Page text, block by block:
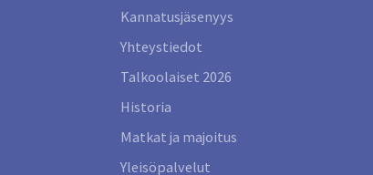
Kannatusjäsenyys
Yhteystiedot
Talkoolaiset 2026
Historia
Matkat ja majoitus
Yleisöpalvelut